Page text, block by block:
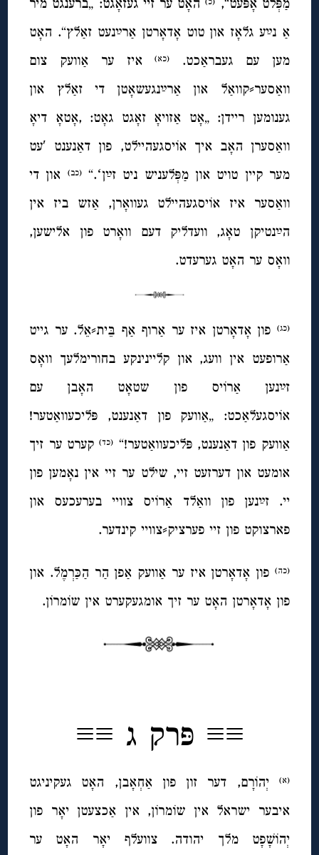
אַ נײַע גלאָז און טוט אָדאָרטן אַרײַנעט זאַלץ“. האָט
מען עם געבראַכט.
(כא)איז ער אַוועק צום
וואַסער⸗קוואַל און אַרײַנגעשאָטן די זאַלץ און
גענומען ריידן: „אָט אַזויאָ זאָגט גאָט: ,אָטאָ דיאָ
וואַסערן האָב איך אוֹיסגעהיילט, פון דאַנענט ′עט
מער קיין טויט און מַפְּלעניש ניט זײַןʻ.“
(כב)
און די
וואַסער איז אוֹיסגעהיילט געוואָרן, אַזש ביז אין
הײַנטיקן טאָג, וועדליק דעם וואָרט פון אלישען,
וואָס ער האָט גערעדט.
(כג) פון אָדאָרטן איז ער אַרוף אַף בֵּית⸗אֵל. ער גייט
אַרופעט אין וועג, און קליינינקע בחורימלעך וואָס
זײַנען אַרוֹיס פון שטאָט האָבן עם
אוֹיסגעלאַכט: „אַוועק פון דאַנענט, פּליכעוואַטער!
אַוועק פון דאַנענט, פּליכעוואַטער!“ (כד)קערט ער זיך
אומעט און דערזעט זיי, שילט ער זיי אין נאָמען פון
יי. זײַנען פון וואַלד אַרוֹיס צוויי בערעכעס און
פארצוקט פון זיי פערציק⸗צוויי קינדער.
(כה) פון אָדאָרטן איז ער אַוועק אַפן הַר הַכַּרְמֶל. און
פון אָדאָרטן האָט ער זיך אומגעקערט אין שוֹמרוֹן.
≡≡ פּרק ג ≡≡
(א)
יְהוֹרָם, דער זון פון אַחְאָבן, האָט געקיניגט
איבער ישראל אין שוֹמרוֹן, אין אַכצעטן יאָר פון
יְהוֹשָׁפָט מלך יהודה. צוועלף יאָר האָט ער